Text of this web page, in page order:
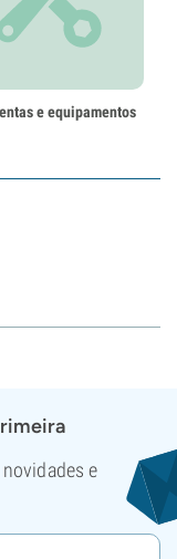
e equipamentos
e